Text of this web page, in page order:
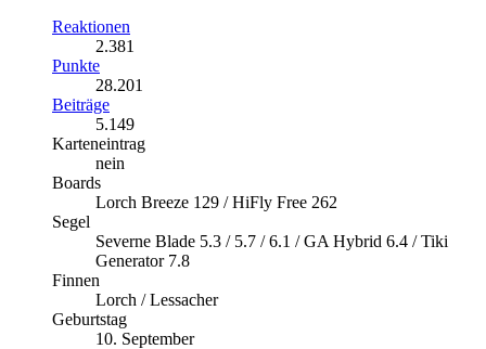
Reaktionen
2.381
Punkte
28.201
Beiträge
5.149
Karteneintrag
nein
Boards
Lorch Breeze 129 / HiFly Free 262
Segel
Severne Blade 5.3 / 5.7 / 6.1 / GA Hybrid 6.4 / Tiki
Generator 7.8
Finnen
Lorch / Lessacher
Geburtstag
10. September